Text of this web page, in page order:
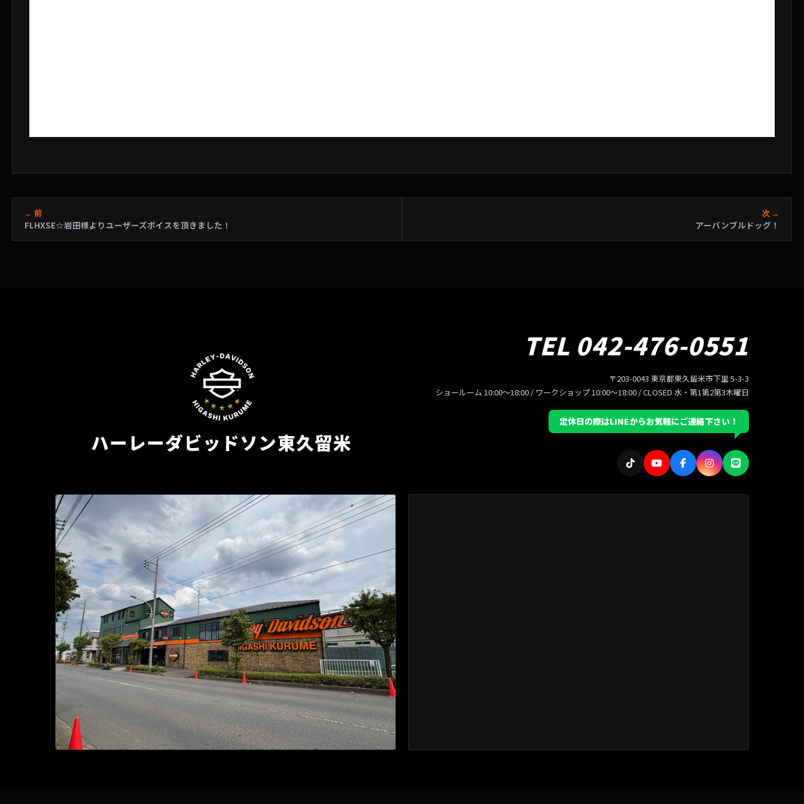
← 前
FLHXSE☆岩田様よりユーザーズボイスを頂きました！
次 →
アーバンブルドッグ！
ハーレーダビッドソン東久留米
TEL 042-476-0551
〒203-0043 東京都東久留米市下里 5-3-3
ショールーム 10:00〜18:00 / ワークショップ 10:00〜18:00 / CLOSED 水・第1第2第3木曜日
定休日の際はLINEからお気軽にご連絡下さい！